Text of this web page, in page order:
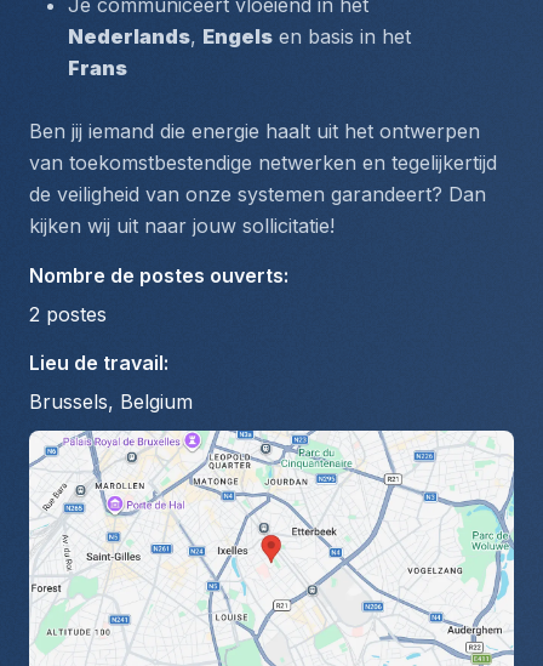
Nederlands, Engels
Frans
Ben jij iemand die energie haalt uit het ontwerpen
van toekomstbestendige netwerken en tegelijkertijd
de veiligheid van onze systemen garandeert? Dan
kijken wij uit naar jouw sollicitatie!
Nombre de postes ouverts:
2 postes
Lieu de travail:
Brussels, Belgium